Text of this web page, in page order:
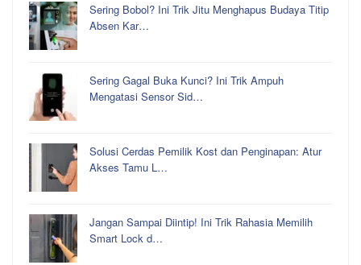
Sering Bobol? Ini Trik Jitu Menghapus Budaya Titip
Absen Kar…
Sering Gagal Buka Kunci? Ini Trik Ampuh
Mengatasi Sensor Sid…
Solusi Cerdas Pemilik Kost dan Penginapan: Atur
Akses Tamu L…
Jangan Sampai Diintip! Ini Trik Rahasia Memilih
Smart Lock d…